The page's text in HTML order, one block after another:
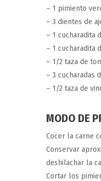
– 1 pimiento
– 3 dientes de
– 1 cucharadita
– 1 cucharadita
– 1/2 taza de
– 3 cucharadas
– 1/2 taza de
MODO DE
Cocer la carne
Conservar
deshilachar la
Cortar los